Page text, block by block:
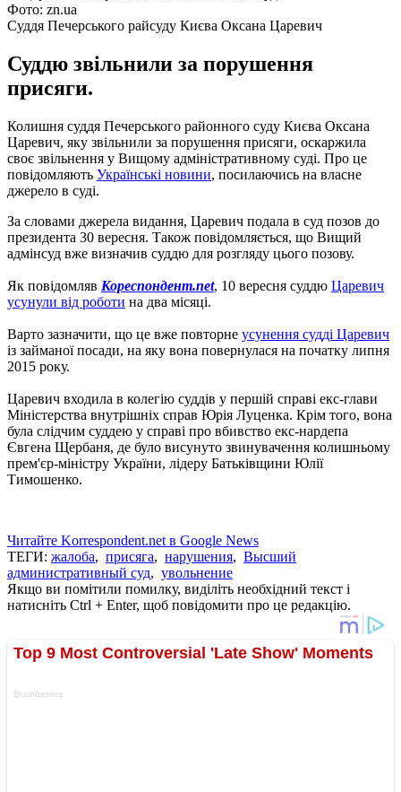
Фото: zn.ua
Суддя Печерського райсуду Києва Оксана Царевич
Суддю звільнили за порушення
присяги.
Колишня суддя Печерського районного суду Києва Оксана
Царевич, яку звільнили за порушення присяги, оскаржила
своє звільнення у Вищому адміністративному суді. Про це
повідомляють Українські новини, посилаючись на власне
джерело в суді.
За словами джерела видання, Царевич подала в суд позов до
президента 30 вересня. Також повідомляється, що Вищий
адмінсуд вже визначив суддю для розгляду цього позову.
Як повідомляв Кореспондент.net, 10 вересня суддю Царевич
усунули від роботи на два місяці.
Варто зазначити, що це вже повторне усунення судді Царевич
із займаної посади, на яку вона повернулася на початку липня
2015 року.
Царевич входила в колегію суддів у першій справі екс-глави
Міністерства внутрішніх справ Юрія Луценка. Крім того, вона
була слідчим суддею у справі про вбивство екс-нардепа
Євгена Щербаня, де було висунуто звинувачення колишньому
прем'єр-міністру України, лідеру Батьківщини Юлії
Тимошенко.
Читайте Korrespondent.net в Google News
ТЕГИ: жалоба, присяга, нарушения, Высший
административный суд, увольнение
Якщо ви помітили помилку, виділіть необхідний текст і
натисніть Ctrl + Enter, щоб повідомити про це редакцію.